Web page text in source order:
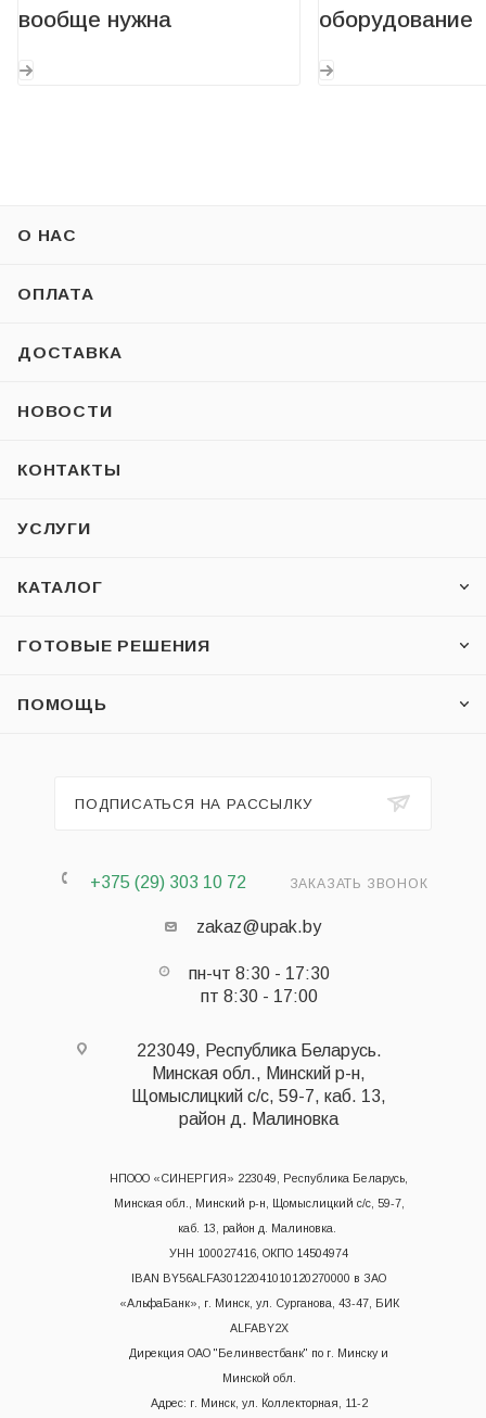
вообще нужна
оборудование
О НАС
ОПЛАТА
ДОСТАВКА
НОВОСТИ
КОНТАКТЫ
УСЛУГИ
КАТАЛОГ
ГОТОВЫЕ РЕШЕНИЯ
ПОМОЩЬ
ПОДПИСАТЬСЯ НА РАССЫЛКУ
+375 (29) 303 10 72 ЗАКАЗАТЬ ЗВОНОК
zakaz@upak.by
пн-чт 8:30 - 17:30
пт 8:30 - 17:00
223049, Республика Беларусь.
Минская обл., Минский р-н,
Щомыслицкий с/с, 59-7, каб. 13,
район д. Малиновка
НПООО «СИНЕРГИЯ» 223049, Республика Беларусь,
Минская обл., Минский р-н, Щомыслицкий с/с, 59-7,
каб. 13, район д. Малиновка.
УНН 100027416, ОКПО 14504974
IBAN BY56ALFA30122041010120270000 в ЗАО
«АльфаБанк», г. Минск, ул. Сурганова, 43-47, БИК
ALFABY2X
Дирекция ОАО "Белинвестбанк" по г. Минску и
Минской обл.
Адрес: г. Минск, ул. Коллекторная, 11-2